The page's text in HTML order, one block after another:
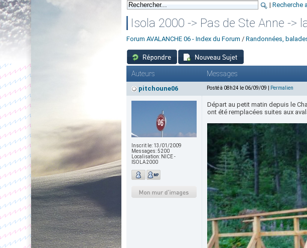
| Recherche
Isola 2000 -> Pas de Ste Anne ->
Forum AVALANCHE 06 - Index du Forum / Randonnées,
Auteurs Messages
pitchoune06 Posté à 08h24 le 06/09/09 | Permalien
Inscrit le: 13/01/2009
Messages:5200
Localisation: NICE -
ISOLA2000
Départ au petit matin depuis le
ont été remplacées suites aux